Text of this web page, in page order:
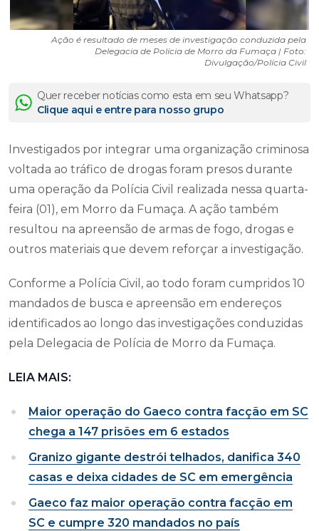
Ação é resultado de meses de investigação conduzida pela
Delegacia de Polícia de Morro da Fumaça | Foto:
Divulgação/Polícia Civil
Quer receber notícias como esta em seu Whatsapp?
Clique aqui e entre para nosso grupo
Investigados por integrar uma organização criminosa
voltada ao tráfico de drogas foram presos durante
uma operação da Polícia Civil realizada nessa quarta-
feira (01), em Morro da Fumaça. A ação também
resultou na apreensão de armas de fogo, drogas e
outros materiais que devem reforçar a investigação.
Conforme a Polícia Civil, ao todo foram cumpridos 10
mandados de busca e apreensão em endereços
identificados ao longo das investigações conduzidas
pela Delegacia de Polícia de Morro da Fumaça.
LEIA MAIS:
Maior operação do Gaeco contra facção em SC
chega a 147 prisões em 6 estados
Granizo gigante destrói telhados, danifica 340
casas e deixa cidades de SC em emergência
Gaeco faz maior operação contra facção em
SC e cumpre 320 mandados no país